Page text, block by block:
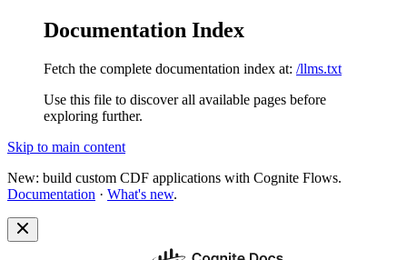
Documentation Index
Fetch the complete documentation index at: /llms.txt
Use this file to discover all available pages before
exploring further.
Skip to main content
New: build custom CDF applications with Cognite Flows.
Documentation · What's new.